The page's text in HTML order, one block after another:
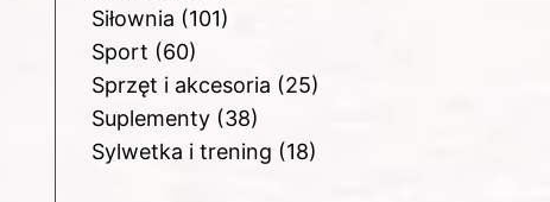
Siłownia (101)
Sport (60)
Sprzęt i akcesoria (25)
Suplementy(38)
Sylwetka i trening (18)